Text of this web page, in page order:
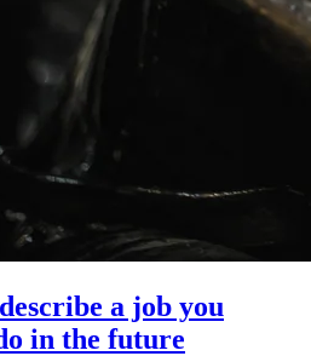
a job you
in the future